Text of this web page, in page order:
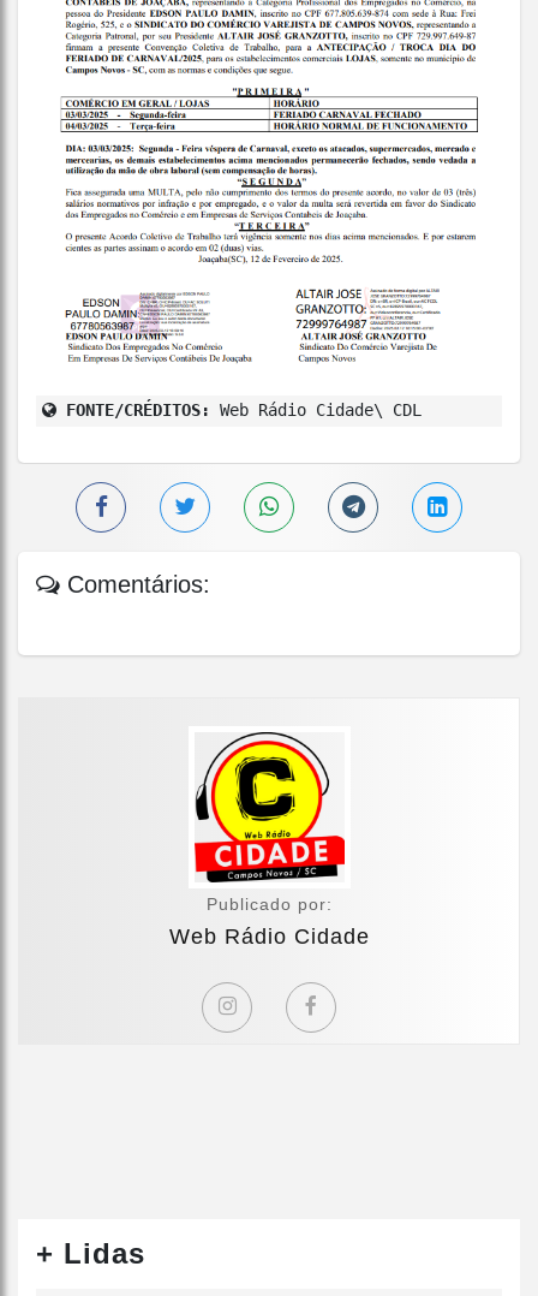
FONTE/CRÉDITOS: Web Rádio Cidade\ CDL
Comentários:
Publicado por:
Web Rádio Cidade
+ Lidas